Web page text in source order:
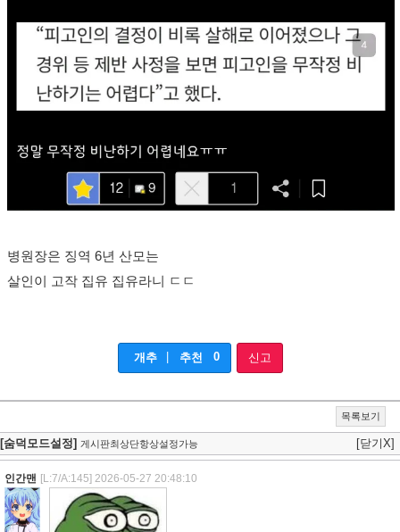
병원장은 징역 6년 산모는
살인이 고작 집유 집유라니 ㄷㄷ
개추 | 추천 0 신고
목록보기
[숨덕모드설정] 게시판최상단항상설정가능 [닫기X]
인간맨 [L:7/A:145] 2026-05-27 20:48:10